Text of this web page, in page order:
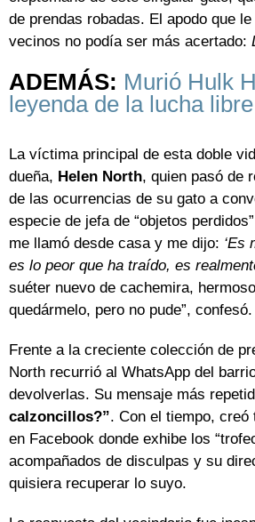
de prendas robadas. El apodo que
vecinos no podía ser más acertado:
ADEMÁS: Murió Hulk
leyenda de la lucha libre
La víctima principal de esta doble
dueña, Helen North, quien pasó de
de las ocurrencias de su gato a
especie de jefa de “objetos
me llamó desde casa y me dijo: ‘Es
es lo peor que ha traído, es
suéter nuevo de cachemira,
quedármelo, pero no pude”, confesó.
Frente a la creciente colección de
North recurrió al WhatsApp del
devolverlas. Su mensaje más
calzoncillos?”. Con el tiempo, creó
en Facebook donde exhibe los
acompañados de disculpas y su
quisiera recuperar lo suyo.